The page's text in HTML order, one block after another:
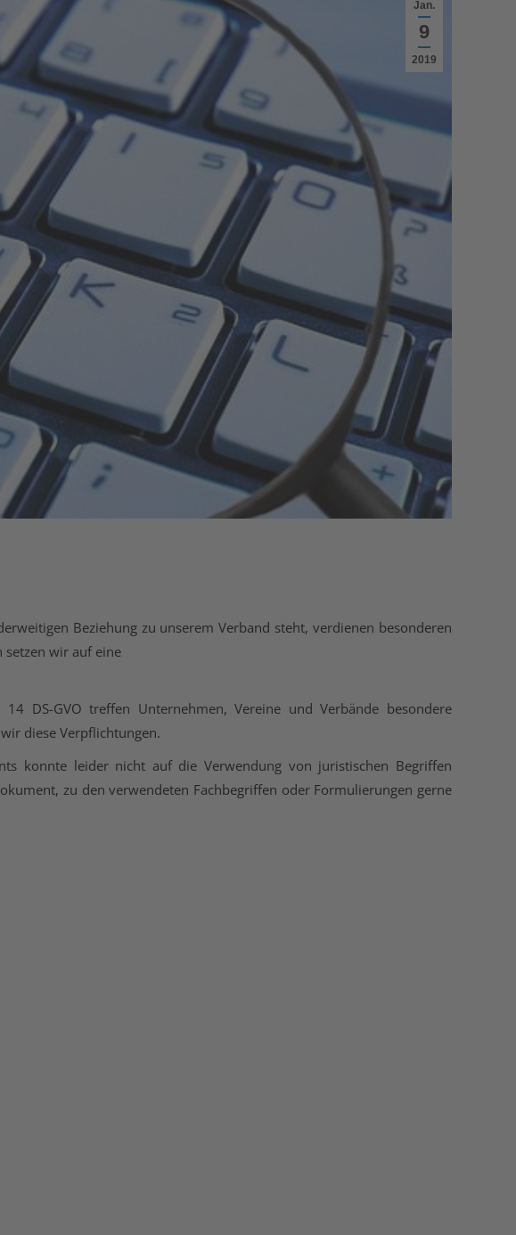
Jan.
9
2019
Beziehung zu unserem Verband steht, verdienen besonderen
setzen wir auf eine
DS-GVO treffen Unternehmen, Vereine und Verbände besondere
diese Verpflichtungen.
konnte leider nicht auf die Verwendung von juristischen Begriffen
zu den verwendeten Fachbegriffen oder Formulierungen gerne